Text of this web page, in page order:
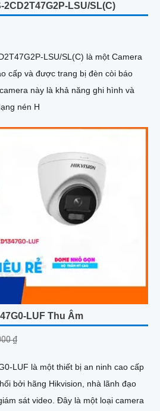
LSU/SL(C)
LSU/SL(C) là một Camera
cấp và được trang bị đèn còi báo
nén H
LUF Thu Âm
₫
LUF là một thiết bị an ninh cao cấp
bởi hãng Hikvision, nhà lãnh đạo
là một loại camera